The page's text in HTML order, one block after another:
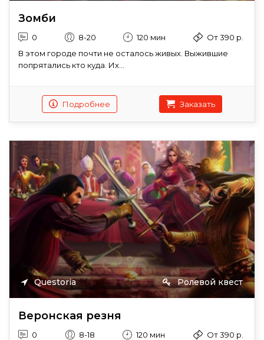
Зомби
0 8-20 120 мин
От 390 р.
В этом городе почти не осталось живых. Выжившие
попрятались кто куда. Их...
Подробнее Заказать
Questoria Ролевой квест
Веронская резня
0 8-18 120 мин
От 390 р.